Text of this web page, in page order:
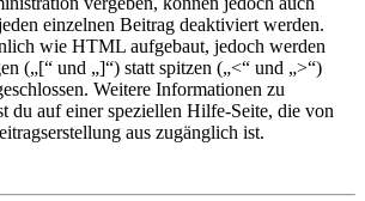
einzelnen Beitrag deaktiviert werden.
wie HTML aufgebaut, jedoch werden
(„[“ und „]“) statt spitzen („<“ und „>“)
Weitere Informationen zu
du auf einer speziellen Hilfe-Seite, die von
aus zugänglich ist.